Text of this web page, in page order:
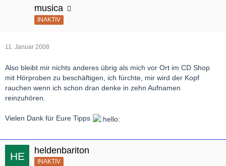
musica
INAKTIV
11. Januar 2008
Also bleibt mir nichts anderes übrig als mich vor Ort im CD Shop
mit Hörproben zu beschäftigen, ich fürchte, mir wird der Kopf
rauchen wenn ich schon dran denke in zehn Aufnamen
reinzuhören.
Vielen Dank für Eure Tipps
heldenbariton
INAKTIV